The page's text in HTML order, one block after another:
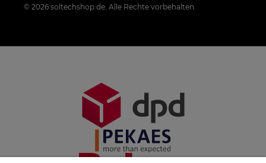
© 2026 soltechshop.de. Alle Rechte vorbehalten.